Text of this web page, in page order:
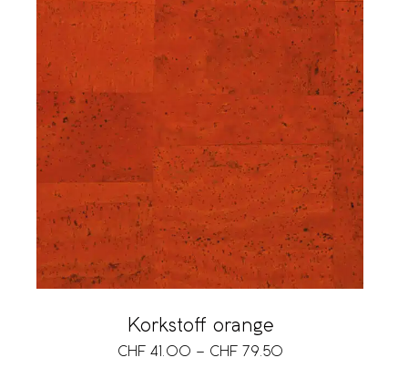
Korkstoff orange
CHF 41.00 – CHF 79.50